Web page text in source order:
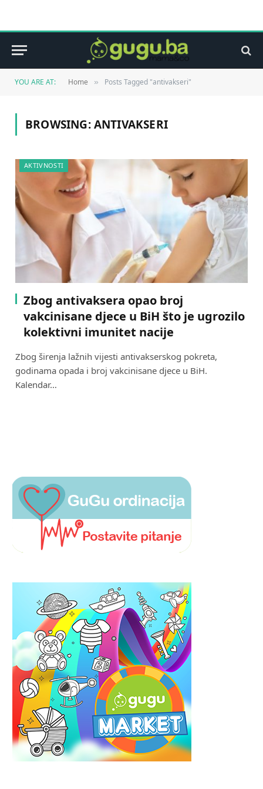
YOU ARE AT: Home » Posts Tagged "antivakseri"
BROWSING:ANTIVAKSERI
AKTIVNOSTI
Zbog antivaksera opao broj
vakcinisane djece u BiH što je ugrozilo
kolektivni imunitet nacije
Zbog širenja lažnih vijesti antivakserskog pokreta,
godinama opada i broj vakcinisane djece u BiH.
Kalendar…